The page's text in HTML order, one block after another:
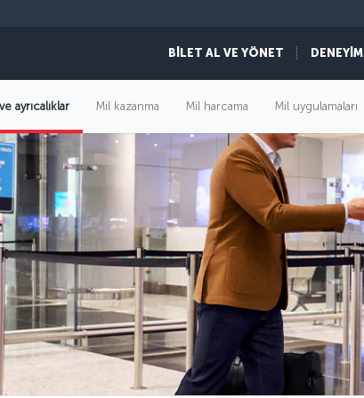
BİLET AL VE YÖNET DENEYİM
ayrıcalıklar Mil kazanma Mil harcama Mil uygulamaları